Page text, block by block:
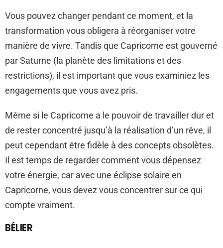
Vous pouvez changer pendant ce moment, et la
transformation vous obligera à réorganiser votre
manière de vivre. Tandis que Capricorne est gouverné
par Saturne (la planète des limitations et des
restrictions), il est important que vous examiniez les
engagements que vous avez pris.
Même si le Capricorne a le pouvoir de travailler dur et
de rester concentré jusqu’à la réalisation d’un rêve, il
peut cependant être fidèle à des concepts obsolètes.
Il est temps de regarder comment vous dépensez
votre énergie, car avec une éclipse solaire en
Capricorne, vous devez vous concentrer sur ce qui
compte vraiment.
BÉLIER